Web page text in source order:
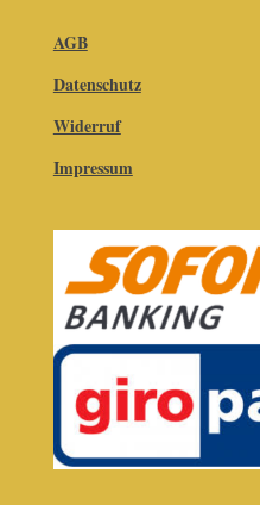
AGB
Datenschutz
Widerruf
Impressum